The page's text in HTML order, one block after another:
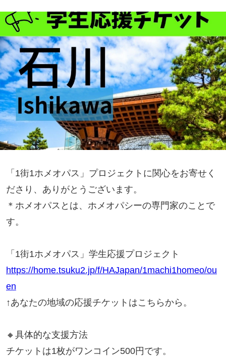
「1街1ホメオパス」プロジェクトに関心をお寄せく
ださり、ありがとうございます。
＊ホメオパスとは、ホメオパシーの専門家のことで
す。
「1街1ホメオパス」学生応援プロジェクト
https://home.tsuku2.jp/f/HAJapan/1machi1homeo/ou
en
↑あなたの地域の応援チケットはこちらから。
🔸具体的な支援方法
チケットは1枚がワンコイン500円です。